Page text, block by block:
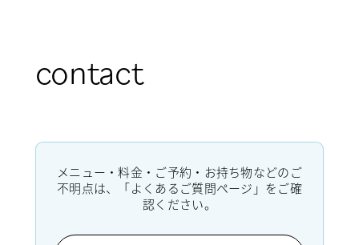
contact
メニュー・料金・ご予約・お持ち物などのご
不明点は、「よくあるご質問ページ」をご確
認ください。